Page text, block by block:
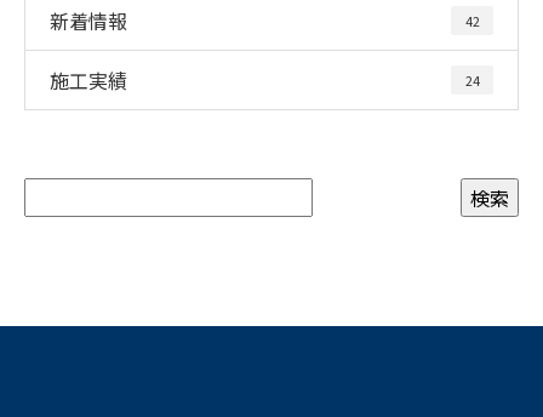
新着情報 42
施工実績 24